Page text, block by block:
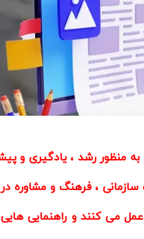
منظور رشد ، یادگیری و
، فرهنگ و مشاوره در
می کنند و راهنمایی هایی